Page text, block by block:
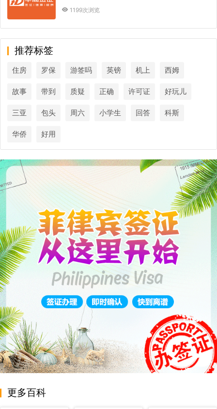
1199次浏览
推荐标签
住房 罗保 游签吗 英镑 机上 西姆
故事 带到 质疑 正确 许可证 好玩儿
三亚 包头 周六 小学生 回答 科斯
华侨 好用
更多百科